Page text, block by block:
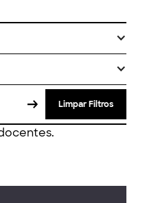
Limpar Filtros